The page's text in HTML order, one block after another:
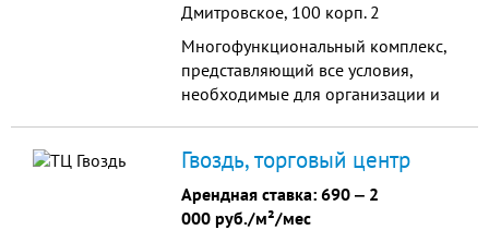
Дмитровское, 100 корп. 2
Многофункциональный комплекс,
представляющий все условия,
необходимые для организации и
Гвоздь, торговый центр
Арендная ставка: 690 ‒ 2
000 руб./м²/мес